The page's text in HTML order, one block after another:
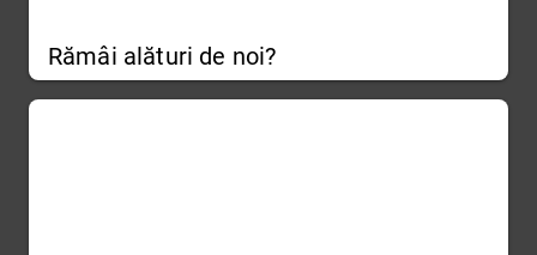
Rămâi alături de noi?